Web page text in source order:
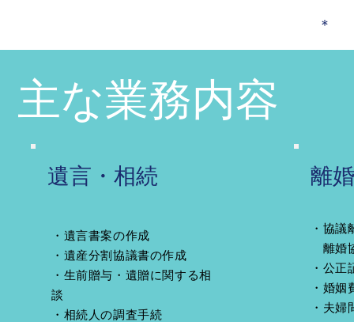
＊
主な業務内容
遺言・相続
・遺言書案の作成
・遺産分割協議書の作成
・生前贈与・遺贈に関する相
談
・相続人の調査手続
離
・協議
離婚
・公
・婚姻
・夫婦